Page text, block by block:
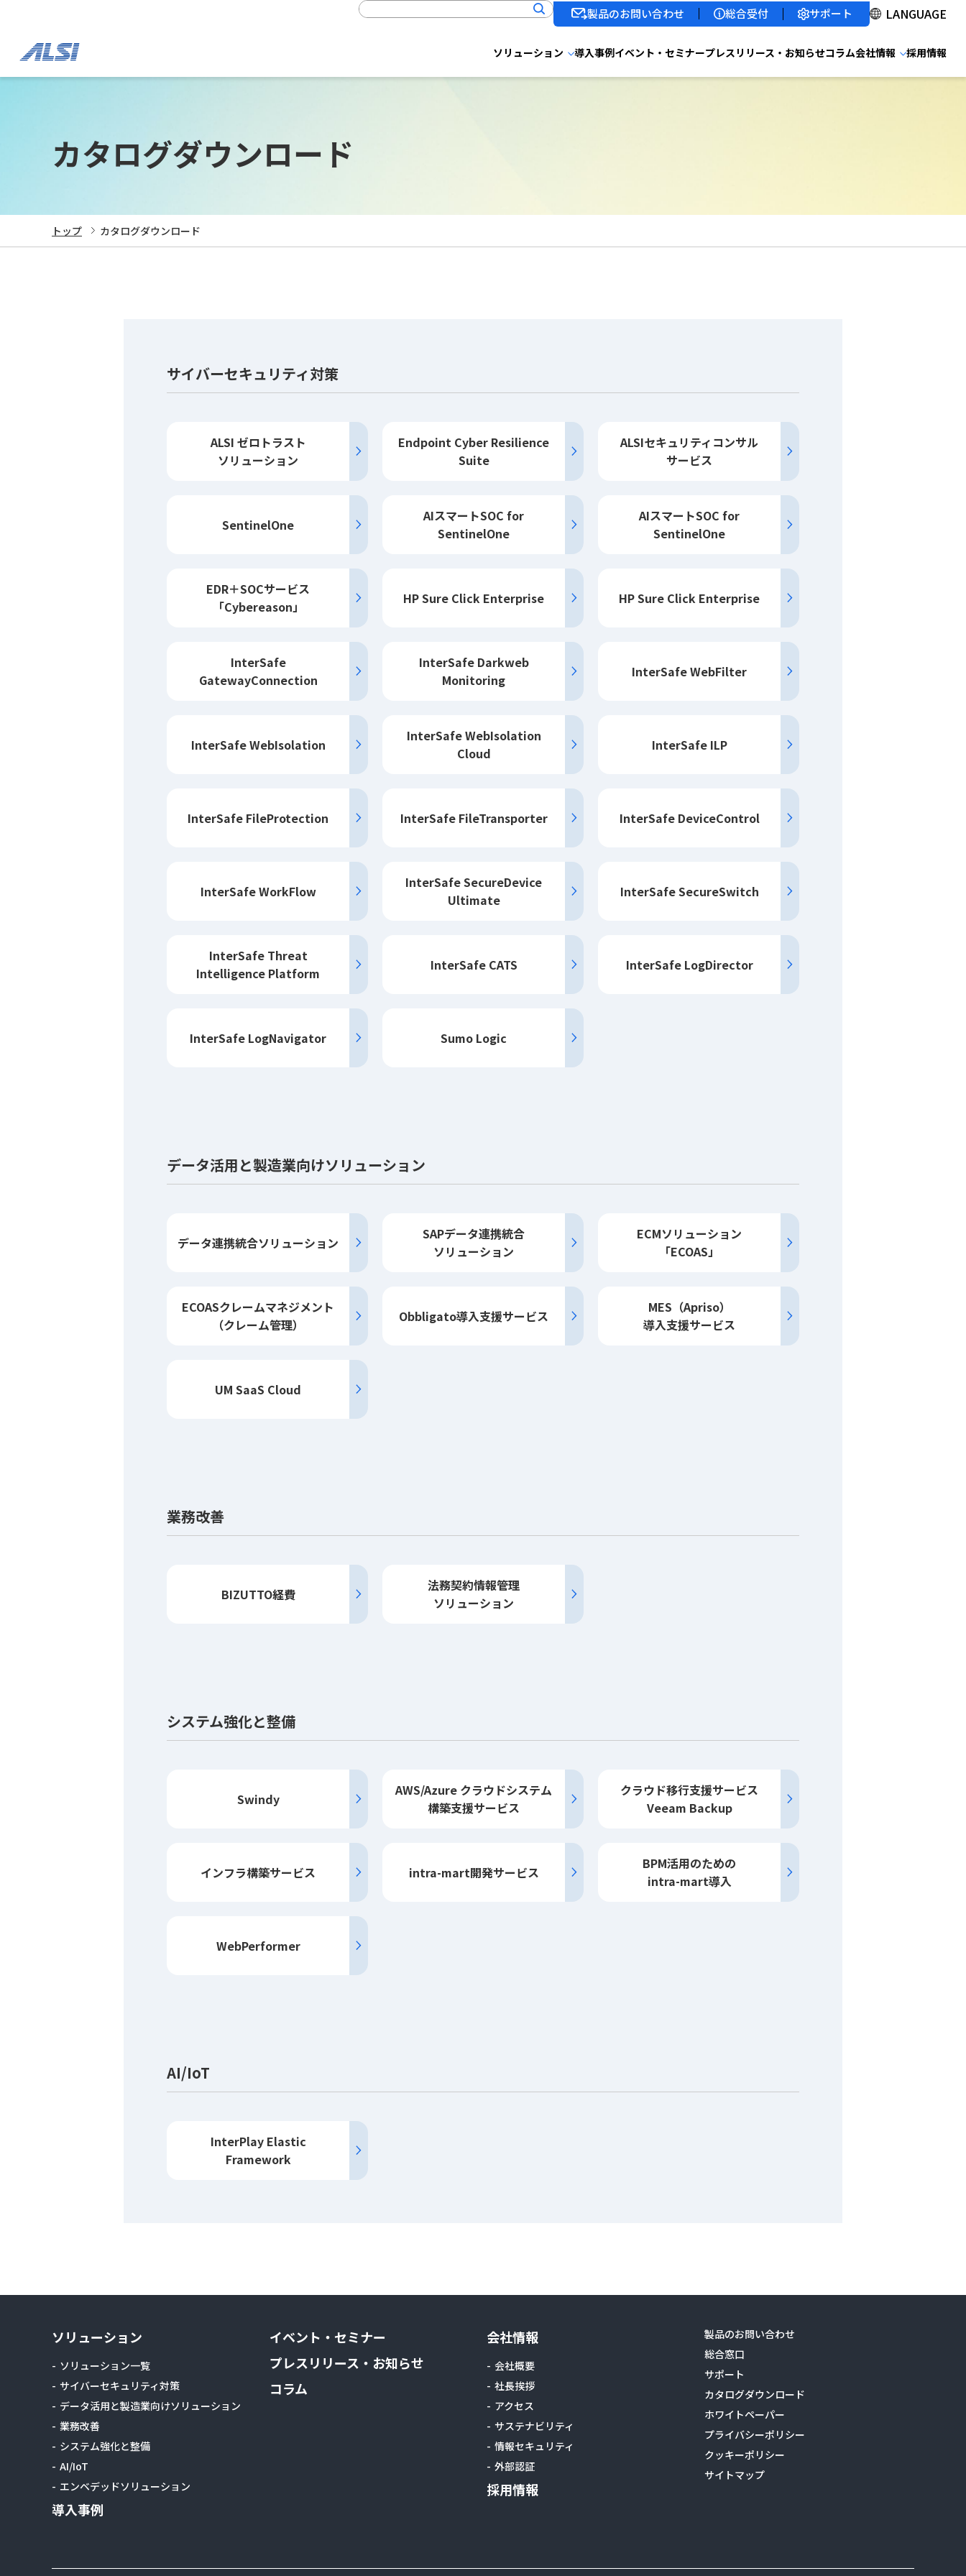
製品のお問い合わせ 総合受付 サポート
ソリューション 導入事例イベント・セミナープレスリリース・お知らせコラム会社情報 採用情報
カタログダウンロード
トップ カタログダウンロード
サイバーセキュリティ対策
ALSI ゼロトラスト
ソリューション
Endpoint Cyber Resilience
Suite
ALSIセキュリティコンサル
サービス
SentinelOne
AIスマートSOC for
SentinelOne
AIスマートSOC for
SentinelOne
EDR＋SOCサービス
「Cybereason」
HP Sure Click Enterprise HP Sure Click Enterprise
InterSafe
GatewayConnection
InterSafe Darkweb
Monitoring
InterSafe WebFilter
InterSafe WebIsolation
InterSafe WebIsolation
Cloud
InterSafe ILP
InterSafe FileProtection InterSafe FileTransporter InterSafe DeviceControl
InterSafe WorkFlow
InterSafe SecureDevice
Ultimate
InterSafe SecureSwitch
InterSafe Threat
Intelligence Platform
InterSafe CATS InterSafe LogDirector
InterSafe LogNavigator Sumo Logic
データ活用と製造業向けソリューション
データ連携統合ソリューション
SAPデータ連携統合
ソリューション
ECMソリューション
「ECOAS」
ECOASクレームマネジメント
（クレーム管理）
Obbligato導入支援サービス
MES（Apriso）
導入支援サービス
UM SaaS Cloud
業務改善
BIZUTTO経費
法務契約情報管理
ソリューション
システム強化と整備
Swindy
AWS/Azure クラウドシステム
構築支援サービス
クラウド移行支援サービス
Veeam Backup
インフラ構築サービス intra-mart開発サービス
BPM活用のための
intra-mart導入
WebPerformer
AI/IoT
InterPlay Elastic
Framework
ソリューション
ソリューション一覧
サイバーセキュリティ対策
データ活用と製造業向けソリューション
業務改善
システム強化と整備
AI/IoT
エンベデッドソリューション
導入事例
イベント・セミナー
プレスリリース・お知らせ
コラム
会社情報
会社概要
社長挨拶
アクセス
サステナビリティ
情報セキュリティ
外部認証
採用情報
製品のお問い合わせ
総合窓口
サポート
カタログダウンロード
ホワイトペーパー
プライバシーポリシー
クッキーポリシー
サイトマップ